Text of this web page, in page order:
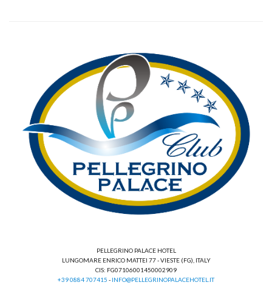
PELLEGRINO PALACE HOTEL
LUNGOMARE ENRICO MATTEI 77 - VIESTE (FG), ITALY
CIS: FG07106001450002909
+39 0884 707415 - INFO@PELLEGRINOPALACEHOTEL.IT